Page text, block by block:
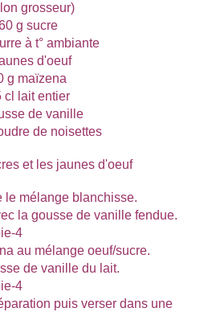
grosseur)
g sucre
à t° ambiante
d'oeuf
g maïzena
cl lait entier
de vanille
de noisettes
et les jaunes d'oeuf
le mélange blanchisse.
la gousse de vanille fendue.
au mélange oeuf/sucre.
de vanille du lait.
puis verser dans une